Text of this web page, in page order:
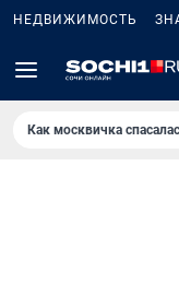
НЕДВИЖИМОСТЬ
Как москвичка